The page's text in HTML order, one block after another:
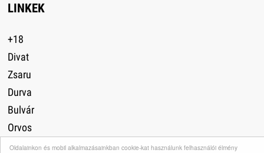
Oldalainkon és mobil alkalmazásainkban cookie-kat használunk felhasználói élmény
LINKEK
+18
Divat
Zsaru
Durva
Bulvár
Orvos
Autó